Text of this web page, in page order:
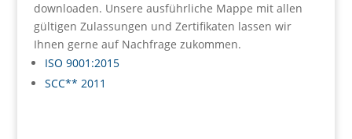
downloaden. Unsere ausführliche Mappe mit allen
gültigen Zulassungen und Zertifikaten lassen wir
Ihnen gerne auf Nachfrage zukommen.
ISO 9001:2015
SCC** 2011